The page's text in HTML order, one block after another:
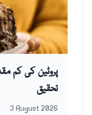
پروٹین کی کم
تحقیق
3 August 2026